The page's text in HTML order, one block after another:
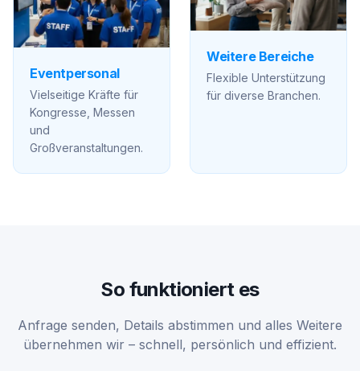
Eventpersonal
Vielseitige Kräfte für
Kongresse, Messen
und
Großveranstaltungen.
Weitere Bereiche
Flexible Unterstützung
für diverse Branchen.
So funktioniert es
Anfrage senden, Details abstimmen und alles Weitere
übernehmen wir – schnell, persönlich und effizient.